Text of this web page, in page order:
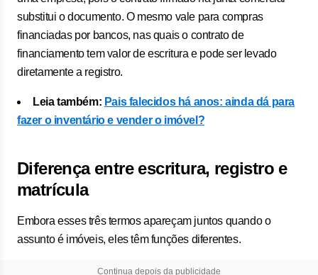
substitui o documento. O mesmo vale para compras
financiadas por bancos, nas quais o contrato de
financiamento tem valor de escritura e pode ser levado
diretamente a registro.
Leia também: Pais falecidos há anos: ainda dá para
fazer o inventário e vender o imóvel?
Diferença entre escritura, registro e
matrícula
Embora esses três termos apareçam juntos quando o
assunto é imóveis, eles têm funções diferentes.
Continua depois da publicidade